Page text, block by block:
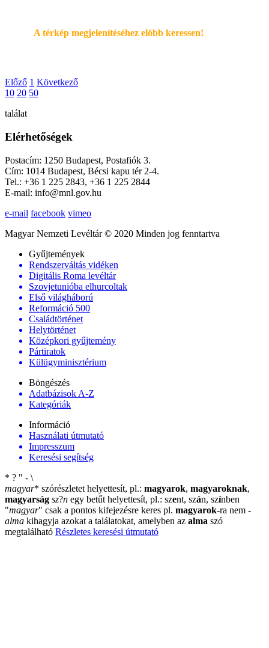
A térkép megjelenítéséhez elöbb keressen!
Előző 1 Következő
10 20 50
találat
Elérhetőségek
Postacím: 1250 Budapest, Postafiók 3.
Cím: 1014 Budapest, Bécsi kapu tér 2-4.
Tel.: +36 1 225 2843, +36 1 225 2844
E-mail: info@mnl.gov.hu
e-mail facebook vimeo
Magyar Nemzeti Levéltár © 2020 Minden jog fenntartva
Gyűjtemények
Rendszerváltás vidéken
Digitális Roma levéltár
Szovjetunióba elhurcoltak
Első világháború
Reformáció 500
Családtörténet
Helytörténet
Középkori gyűjtemény
Pártiratok
Külügyminisztérium
Böngészés
Adatbázisok A-Z
Kategóriák
Információ
Használati útmutató
Impresszum
Keresési segítség
* ? " - \
magyar* szórészletet helyettesít, pl.: magyarok, magyaroknak,
magyarság sz?n egy betűt helyettesít, pl.: szent, szán, színben
"magyar" csak a pontos kifejezésre keres pl. magyarok-ra nem -
alma kihagyja azokat a találatokat, amelyben az alma szó
megtalálható Részletes keresési útmutató